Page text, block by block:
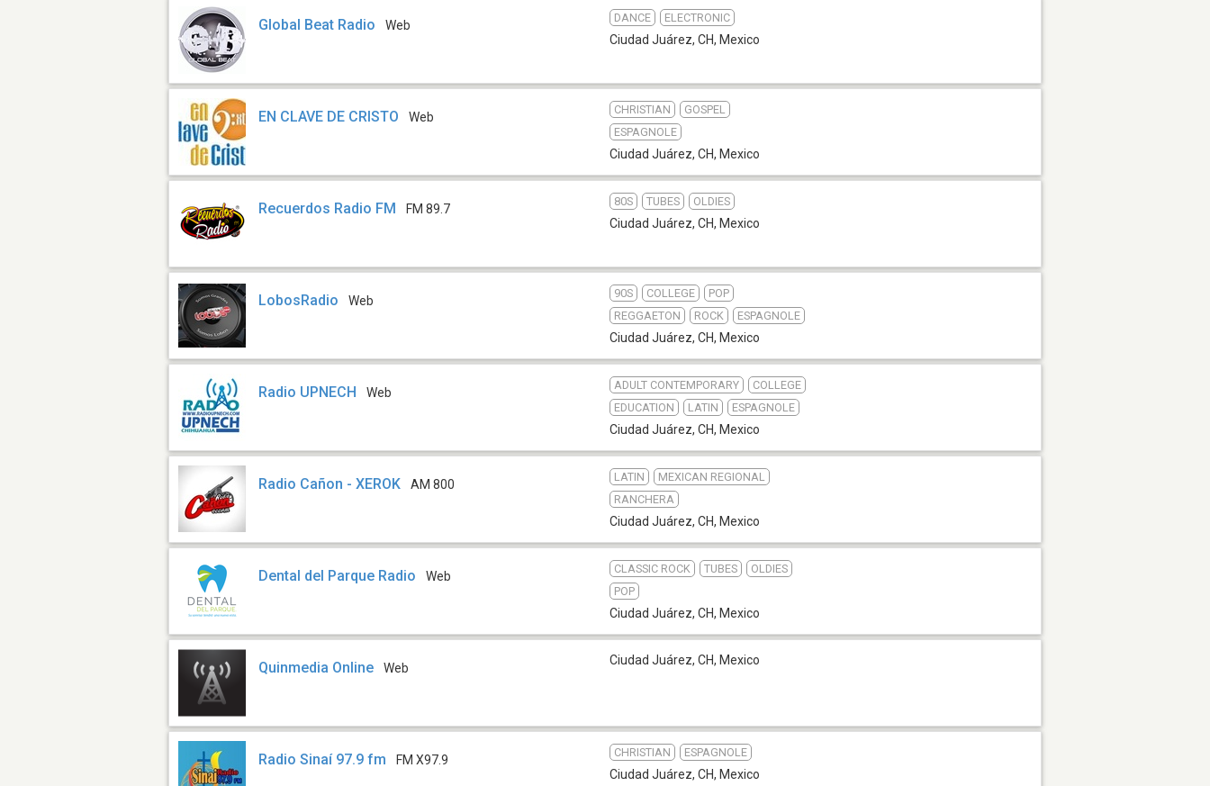
Global Beat Radio Web
DANCE ELECTRONIC
Ciudad Juárez, CH, Mexico
EN CLAVE DE CRISTO Web
CHRISTIAN
GOSPEL
ESPAGNOLE
Ciudad Juárez, CH, Mexico
Recuerdos Radio FM FM 89.7
80S TUBES OLDIES
Ciudad Juárez, CH, Mexico
LobosRadio Web
90S COLLEGE
POP
REGGAETON
ROCK ESPAGNOLE
Ciudad Juárez, CH, Mexico
Radio UPNECH Web
ADULT CONTEMPORARY
COLLEGE
EDUCATION
LATIN ESPAGNOLE
Ciudad Juárez, CH, Mexico
Radio Cañon - XEROK AM 800
LATIN
MEXICAN REGIONAL
RANCHERA
Ciudad Juárez, CH, Mexico
Dental del Parque Radio Web
CLASSIC ROCK TUBES
OLDIES
POP
Ciudad Juárez, CH, Mexico
Quinmedia Online Web
Ciudad Juárez, CH, Mexico
Radio Sinaí 97.9 fm FM X97.9
CHRISTIAN ESPAGNOLE
Ciudad Juárez, CH, Mexico